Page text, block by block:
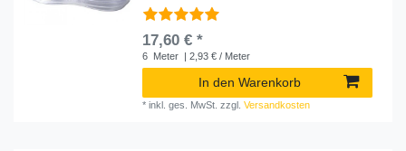
17,60 € *
6 Meter | 2,93 € / Meter
In den Warenkorb
*inkl. ges. MwSt. zzgl.Versandkosten